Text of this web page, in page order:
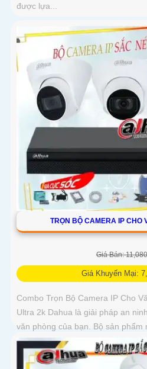
được lựa...
TRỌN BỘ CAMERA IP CHO
Giá Bán:
Giá Khuyến Mại:
Combo Trọn Bộ Camera IP Cho
Ultra 2k Dahua là giải pháp an
văn phòng của bạn. Bộ sản phẩm
độ phân giải cao 2K, đảm bảo